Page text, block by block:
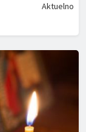
Aktuelno